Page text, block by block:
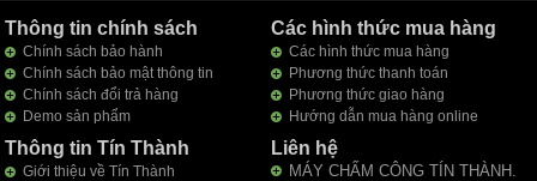
Thông tin chính sách
Chính sách bảo hành
Chính sách bảo mật thông tin
Chính sách đổi trả hàng
Demo sản phẩm
Các hình thức mua hàng
Các hình thức mua hàng
Phương thức thanh toán
Phương thức giao hàng
Hướng dẫn mua hàng online
Thông tin Tín Thành
Giới thiệu về Tín Thành
Liên hệ
MÁY CHẤM CÔNG TÍN THÀNH.